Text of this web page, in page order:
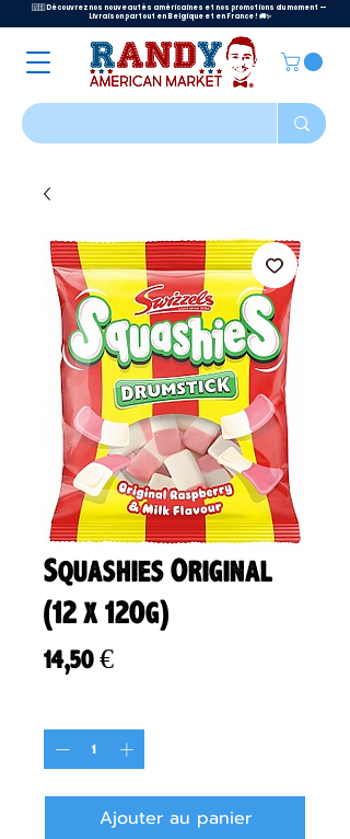
🇺🇸 Découvrez nos nouveautés américaines et nos promotions du moment —
Livraison partout en Belgique et en France ! 🚚✨
Squashies Original
(12 x 120g)
14,50 €Prix
Ajouter au panier